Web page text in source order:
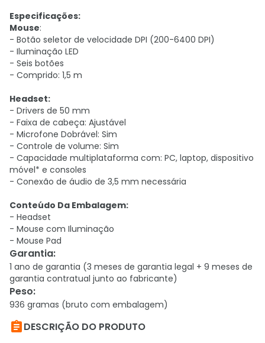
Especificações:
Mouse:
- Botão seletor de velocidade DPI (200-6400 DPI)
- Iluminação LED
- Seis botões
- Comprido: 1,5 m
Headset:
- Drivers de 50 mm
- Faixa de cabeça: Ajustável
- Microfone Dobrável: Sim
- Controle de volume: Sim
- Capacidade multiplataforma com: PC, laptop, dispositivo
móvel* e consoles
- Conexão de áudio de 3,5 mm necessária
Conteúdo Da Embalagem:
- Headset
- Mouse com Iluminação
- Mouse Pad
Garantia:
1 ano de garantia (3 meses de garantia legal + 9 meses de
garantia contratual junto ao fabricante)
Peso:
936 gramas (bruto com embalagem)
DESCRIÇÃO DO PRODUTO